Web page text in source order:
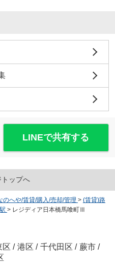
LINEで共有する
ップへ
へや/賃貸/購入/売却/管理 > (賃貸)路
> レジディア日本橋馬喰町Ⅲ
区 / 港区 / 千代田区 / 蕨市 /